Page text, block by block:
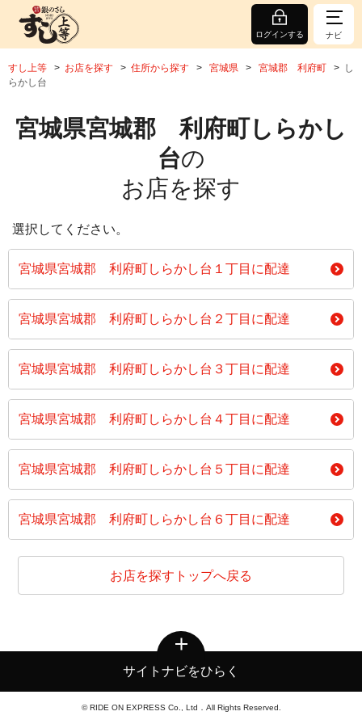
ログインする ナビ
すし上等 お店を探す 住所から探す 宮城県 宮城郡 利府町
し
らかし台
宮城県宮城郡 利府町しらかし
台の
お店を探す
選択してください。
宮城県宮城郡 利府町しらかし台１丁目に配達
宮城県宮城郡 利府町しらかし台２丁目に配達
宮城県宮城郡 利府町しらかし台３丁目に配達
宮城県宮城郡 利府町しらかし台４丁目に配達
宮城県宮城郡 利府町しらかし台５丁目に配達
宮城県宮城郡 利府町しらかし台６丁目に配達
お店を探すトップへ戻る
サイトナビをひらく
© RIDE ON EXPRESS Co., Ltd．All Rights Reserved.